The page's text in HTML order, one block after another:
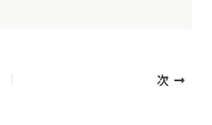
次